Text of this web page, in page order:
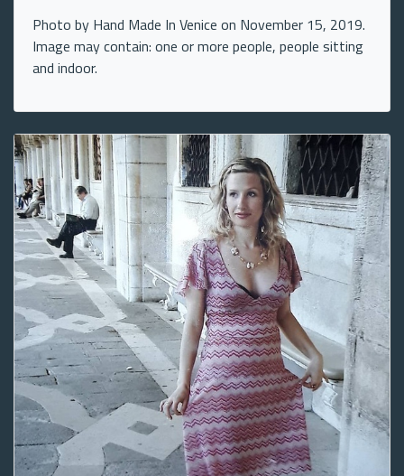
Photo by Hand Made In Venice on November 15, 2019.
Image may contain: one or more people, people sitting
and indoor.